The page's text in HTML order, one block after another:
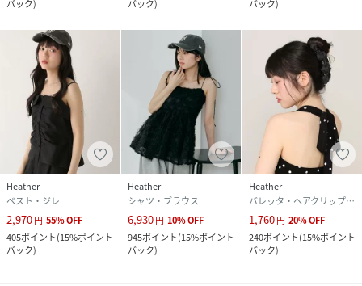
バック) バック) バック)
Heather
ベスト・ジレ
2,970円 55%OFF
405ポイント(15%ポイント
バック)
Heather
シャツ・ブラウス
6,930円 10%OFF
945ポイント(15%ポイント
バック)
Heather
バレッタ・ヘアクリップ・ヘアピン
1,760円 20%OFF
240ポイント(15%ポイント
バック)